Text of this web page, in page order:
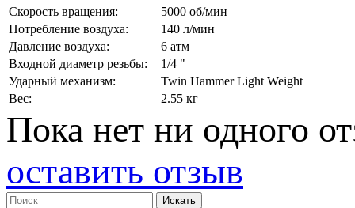
Скорость вращения:
5000 об/мин
Потребление воздуха:
140 л/мин
Давление воздуха:
6 атм
Входной диаметр резьбы:
1/4 "
Ударный механизм:
Twin Hammer Light Weight
Вес:
2.55 кг
Пока нет ни одного
оставить отзыв